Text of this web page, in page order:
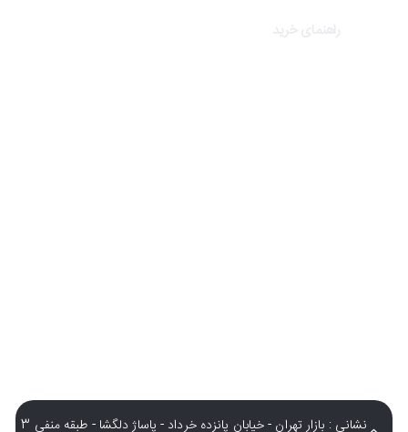
نشانی : بازار تهران - خیابان پانزده خرداد - پاساژ دلگشا - طبقه منفی 3